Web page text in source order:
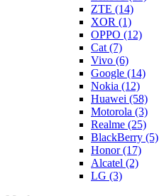
ZTE (14)
XOR (1)
OPPO (12)
Cat (7)
Vivo (6)
Google (14)
Nokia (12)
Huawei (58)
Motorola (3)
Realme (25)
BlackBerry (5)
Honor (17)
Alcatel (2)
LG (3)